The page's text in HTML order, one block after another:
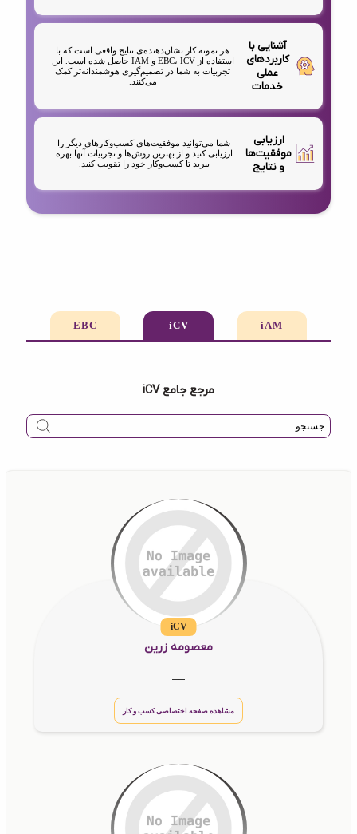
آشنایی با
کاربردهای
عملی
خدمات
هر نمونه کار نشان‌دهنده‌ی نتایج واقعی است که با
استفاده از EBC، ICV و IAM حاصل شده است. این
تجربیات به شما در تصمیم‌گیری هوشمندانه‌تر کمک
می‌کنند.
ارزیابی
موفقیت‌ها
و نتایج
شما می‌توانید موفقیت‌های کسب‌وکارهای دیگر را
ارزیابی کنید و از بهترین روش‌ها و تجربیات آنها بهره
ببرید تا کسب‌وکار خود را تقویت کنید.
iAM
iCV
EBC
مرجع جامع iCV
iCV
معصومه زرین
مشاهده صفحه اختصاصی کسب و کار